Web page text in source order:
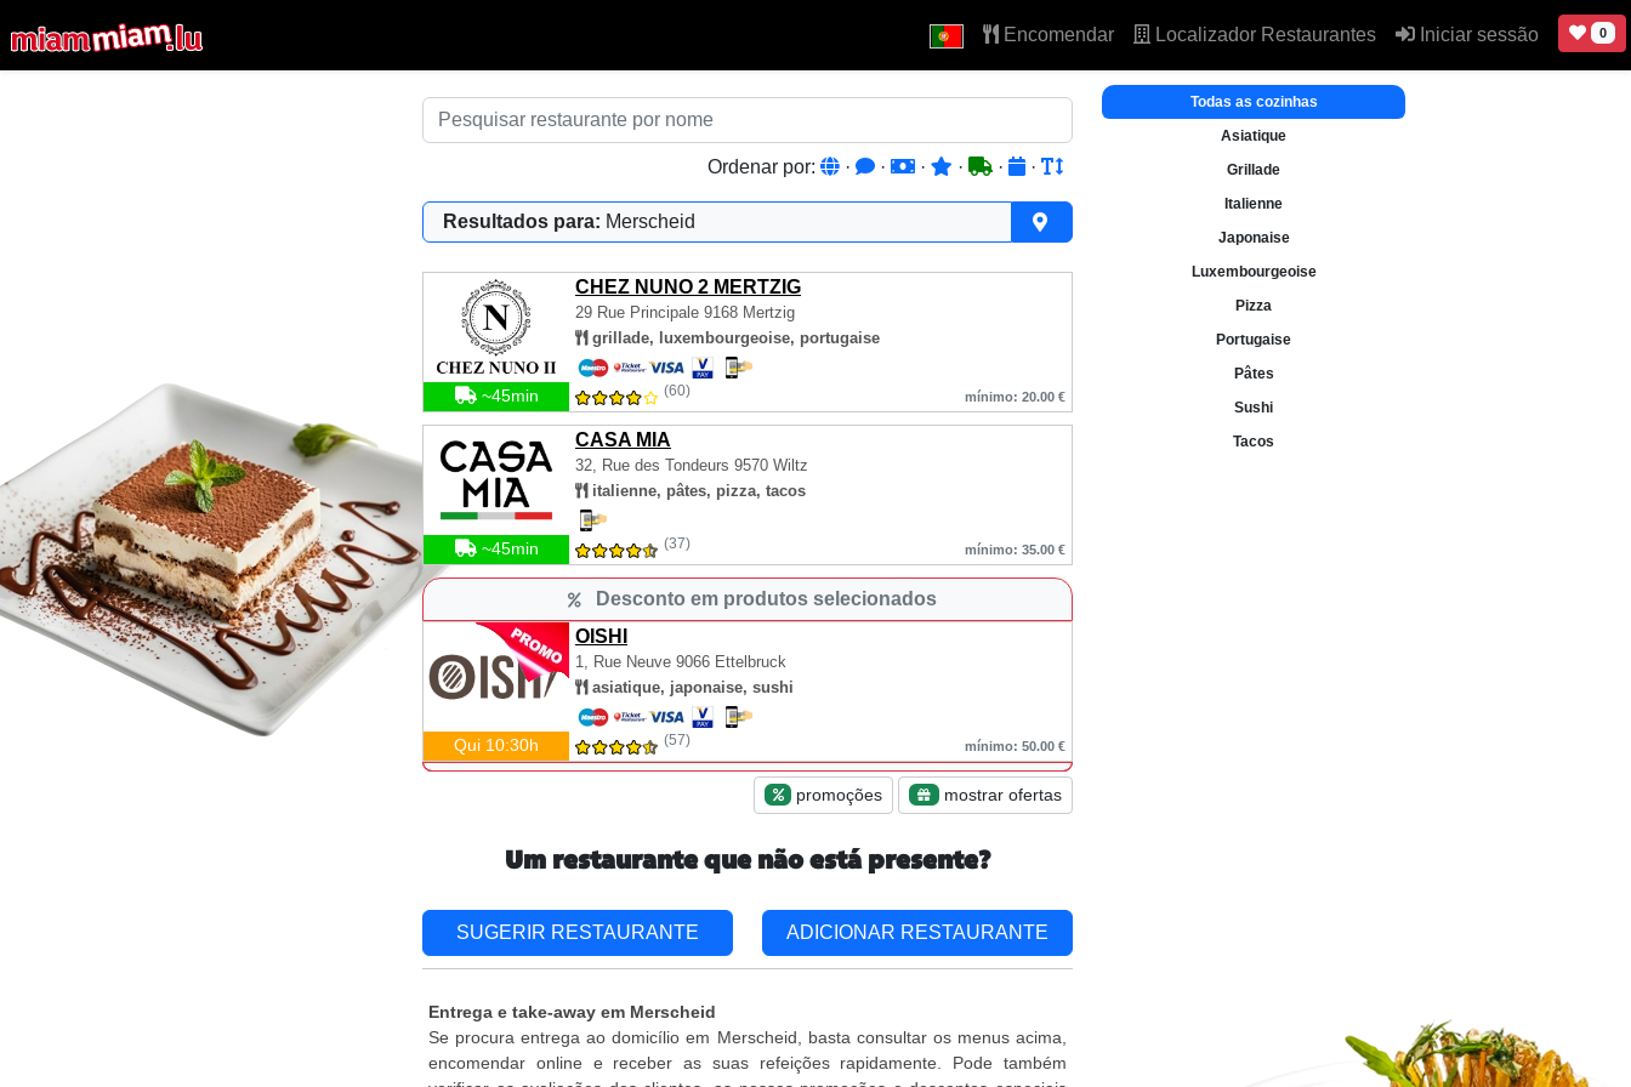
Encomendar Localizador Restaurantes Iniciar sessão 0
Ordenar por: · · · · · ·
Resultados para: Merscheid
CHEZ NUNO 2 MERTZIG
29 Rue Principale 9168 Mertzig
grillade, luxembourgeoise, portugaise
~45min (60) mínimo: 20.00 €
CASA MIA
32, Rue des Tondeurs 9570 Wiltz
italienne, pâtes, pizza, tacos
~45min (37) mínimo: 35.00 €
Desconto em produtos selecionados
OISHI
1, Rue Neuve 9066 Ettelbruck
asiatique, japonaise, sushi
Qui 10:30h (57) mínimo: 50.00 €
promoções mostrar ofertas
Todas as cozinhas
Asiatique
Grillade
Italienne
Japonaise
Luxembourgeoise
Pizza
Portugaise
Pâtes
Sushi
Tacos
Um restaurante que não está presente?
SUGERIR RESTAURANTE ADICIONAR RESTAURANTE
Entrega e take-away em Merscheid
Se procura entrega ao domicílio em Merscheid, basta consultar os menus acima,
encomendar online e receber as suas refeições rapidamente. Pode também